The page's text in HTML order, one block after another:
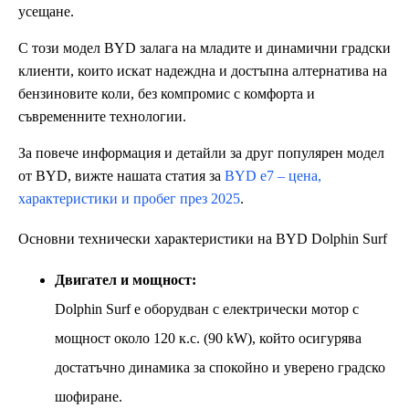
усещане.
С този модел BYD залага на младите и динамични градски
клиенти, които искат надеждна и достъпна алтернатива на
бензиновите коли, без компромис с комфорта и
съвременните технологии.
За повече информация и детайли за друг популярен модел
от BYD, вижте нашата статия за BYD e7 – цена,
характеристики и пробег през 2025.
Основни технически характеристики на BYD Dolphin Surf
Двигател и мощност:
Dolphin Surf е оборудван с електрически мотор с
мощност около 120 к.с. (90 kW), който осигурява
достатъчно динамика за спокойно и уверено градско
шофиране.